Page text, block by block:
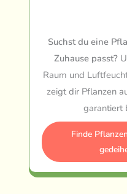
Suchst du eine
Zuhause passt?
Raum und
zeigt dir Pflanzen
garantiert
Finde